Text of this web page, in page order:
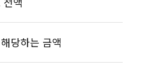
당하는 금액